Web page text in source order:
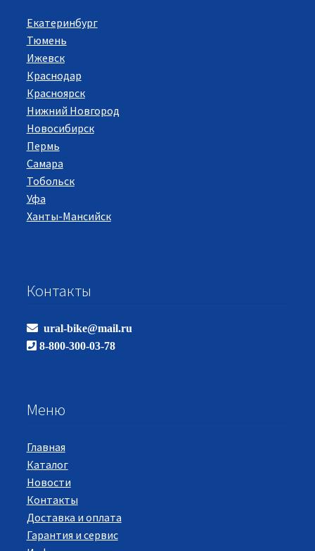
Екатеринбург
Тюмень
Ижевск
Краснодар
Красноярск
Нижний Новгород
Новосибирск
Пермь
Самара
Тобольск
Уфа
Ханты-Мансийск
Контакты
ural-bike@mail.ru
8-800-300-03-78
Меню
Главная
Каталог
Новости
Контакты
Доставка и оплата
Гарантия и сервис